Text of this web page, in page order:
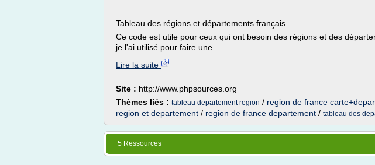
Tableau des régions et départements français
Ce code est utile pour ceux qui ont besoin des régions et des
je l'ai utilisé pour faire une...
Lire la suite
Site : http://www.phpsources.org
Thèmes liés : tableau departement region / region de france
region et departement / region de france departement / tableau des
5 Ressources